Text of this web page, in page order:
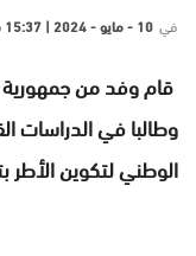
في 10 - مايو - 2024 | 15:37 مساءً
قام وفد من جمهورية
وطالبا في الدراسات
الوطني لتكوين الأطر